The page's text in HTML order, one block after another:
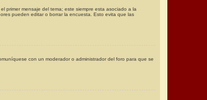
primer mensaje del tema; este siempre esta asociado a la
pueden editar o borrar la encuesta. Esto evita que las
con un moderador o administrador del foro para que se